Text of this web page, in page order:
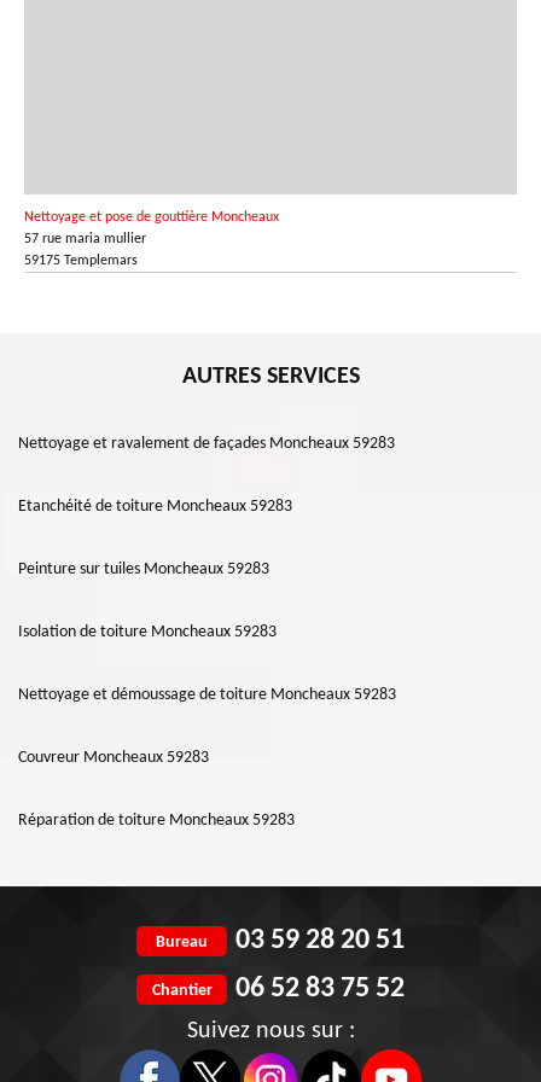
Nettoyage et pose de gouttière Moncheaux
57 rue maria mullier
59175 Templemars
AUTRES SERVICES
Nettoyage et ravalement de façades Moncheaux 59283
Etanchéité de toiture Moncheaux 59283
Peinture sur tuiles Moncheaux 59283
Isolation de toiture Moncheaux 59283
Nettoyage et démoussage de toiture Moncheaux 59283
Couvreur Moncheaux 59283
Réparation de toiture Moncheaux 59283
Bureau 03 59 28 20 51
Chantier 06 52 83 75 52
Suivez nous sur :